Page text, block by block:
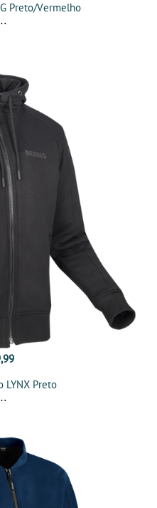
Preto/Vermelho
LYNX Preto